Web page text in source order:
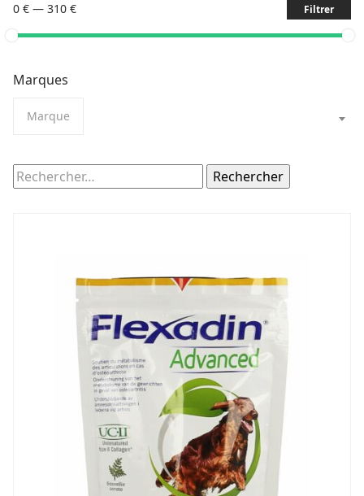
0 € — 310 € Filtrer
Marques
Marque
Rechercher :